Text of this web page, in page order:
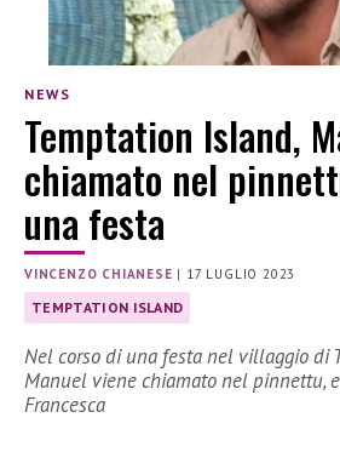
NEWS
Temptation Island,
chiamato nel
una festa
VINCENZO CHIANESE | 17 LUGLIO 2023
TEMPTATION ISLAND
Nel corso di una festa nel villaggio di
Manuel viene chiamato nel pinnettu,
Francesca